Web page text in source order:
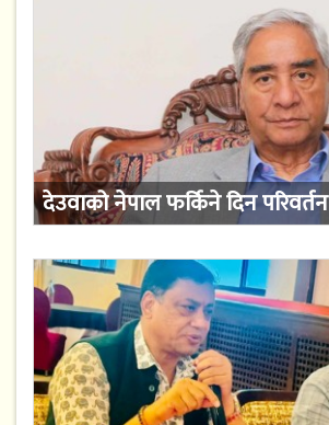
देउवाको नेपाल फर्किने दिन परिवर्तन